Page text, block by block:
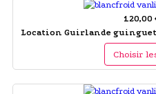
120,00
Location Guirlande
Choisir